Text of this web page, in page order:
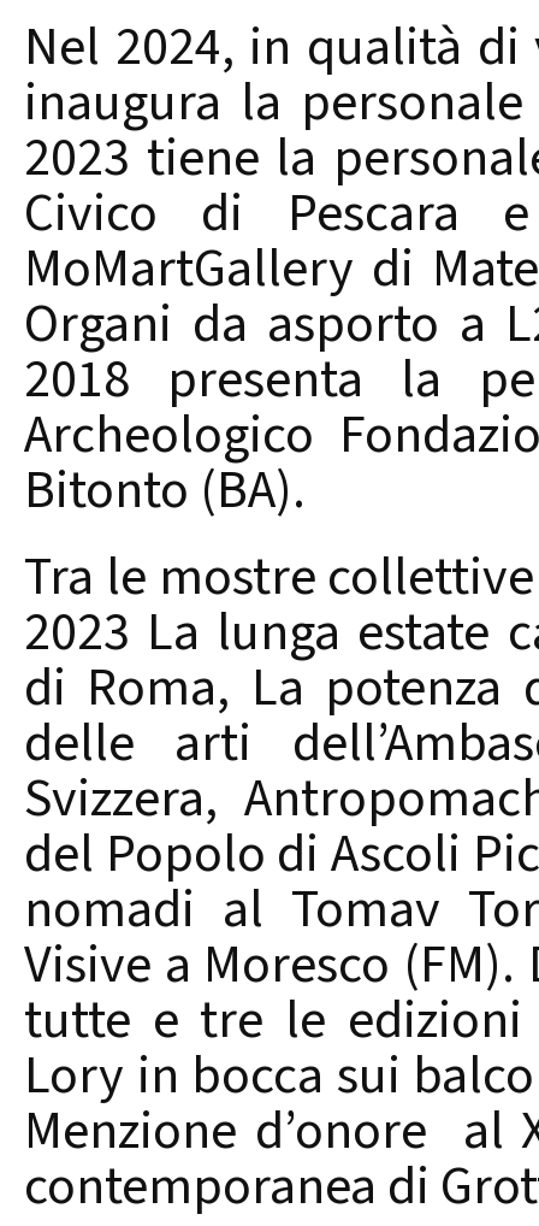
Nel 2024, in qualità
inaugura la
2023 tiene la
Civico di Pescara
MoMartGallery di
Organi da asporto a
2018 presenta la
Archeologico
Bitonto (BA).
Tra le mostre
2023 La lunga estate
di Roma, La potenza
delle arti
Svizzera,
del Popolo di Ascoli
nomadi al Tomav
Visive a Moresco
tutte e tre le
Lory in bocca sui
Menzione d’onore al
contemporanea di